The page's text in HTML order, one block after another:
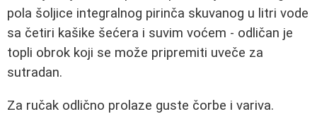
pola šoljice integralnog pirinča skuvanog u litri vode
sa četiri kašike šećera i suvim voćem - odličan je
topli obrok koji se može pripremiti uveče za
sutradan.
Za ručak odlično prolaze guste čorbe i variva.